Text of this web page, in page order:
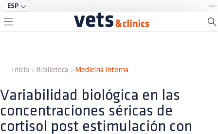
ESP
Inicio Biblioteca Medicina interna
Variabilidad biológica en las
concentraciones séricas de
cortisol post estimulación con